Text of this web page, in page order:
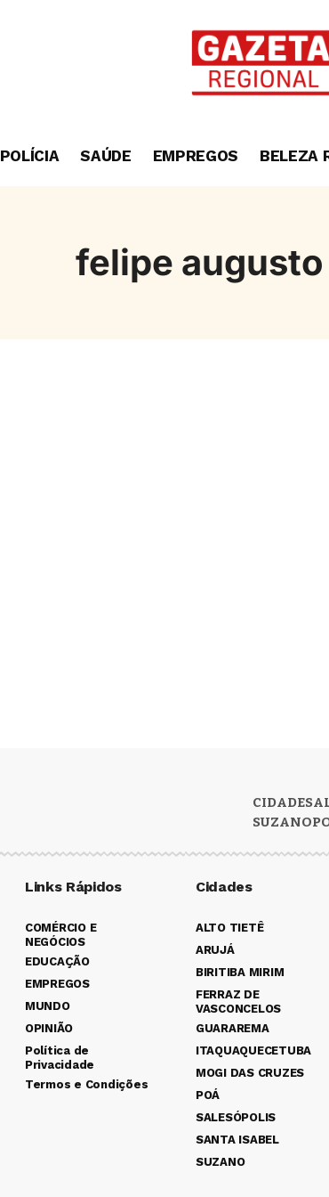
POLÍCIA SAÚDE EMPREGOS BELEZA
felipe augusto
CIDADES
SUZANO
Links Rápidos
COMÉRCIO E
NEGÓCIOS
EDUCAÇÃO
EMPREGOS
MUNDO
OPINIÃO
Política de
Privacidade
Termos e Condições
Cidades
ALTO TIETÊ
ARUJÁ
BIRITIBA MIRIM
FERRAZ DE
VASCONCELOS
GUARAREMA
ITAQUAQUECETUBA
MOGI DAS CRUZES
POÁ
SALESÓPOLIS
SANTA ISABEL
SUZANO